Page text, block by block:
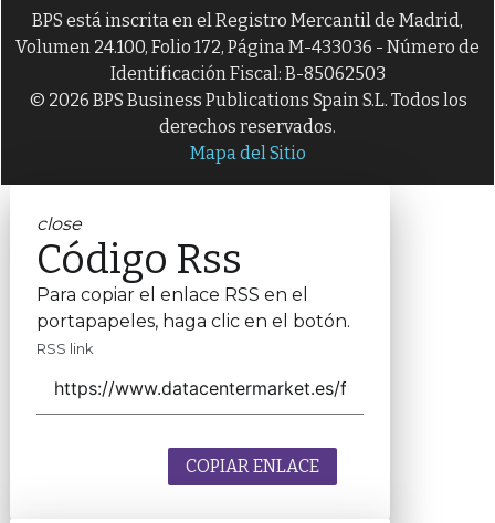
BPS está inscrita en el Registro Mercantil de Madrid,
Volumen 24.100, Folio 172, Página M-433036 - Número de
Identificación Fiscal: B-85062503
© 2026 BPS Business Publications Spain S.L. Todos los
derechos reservados.
Mapa del Sitio
close
Código Rss
Para copiar el enlace RSS en el
portapapeles, haga clic en el botón.
RSS link
COPIAR ENLACE